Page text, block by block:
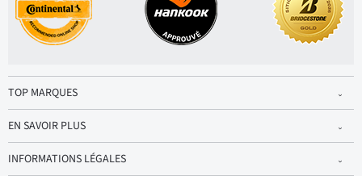
TOP MARQUES
EN SAVOIR PLUS
INFORMATIONS LÉGALES